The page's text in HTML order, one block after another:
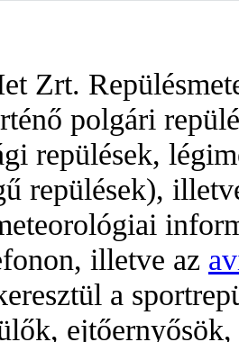
Zrt.
polgári
repülések,
repülések),
illetve az
a